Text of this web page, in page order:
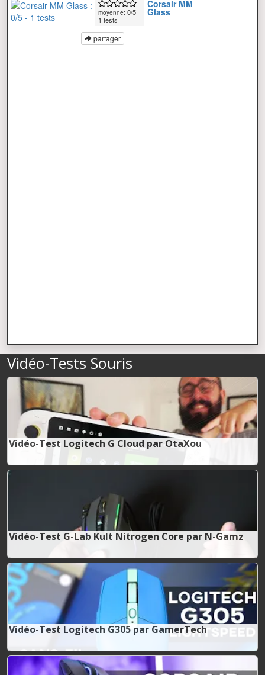
Vidéo-Tests Souris
Vidéo-Test Logitech G Cloud par OtaXou
Vidéo-Test G-Lab Kult Nitrogen Core par N-Gamz
Vidéo-Test Logitech G305 par GamerTech